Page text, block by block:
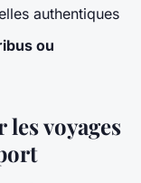
authentiques
ou
voyages